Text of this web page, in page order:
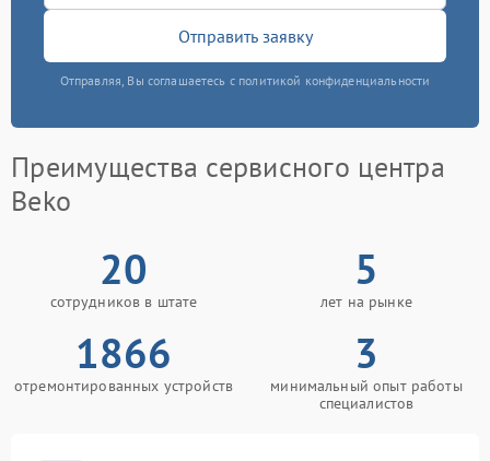
Отправить заявку
Отправляя, Вы соглашаетесь с политикой конфиденциальности
Преимущества сервисного центра
Beko
20
сотрудников в штате
5
лет на рынке
1866
отремонтированных устройств
3
минимальный опыт работы
специалистов